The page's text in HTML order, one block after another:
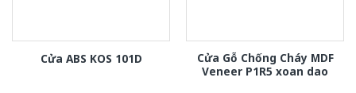
Cửa ABS KOS 101D
Cửa Gỗ Chống Cháy MDF
Veneer P1R5 xoan dao